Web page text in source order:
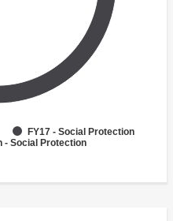
FY17 - Social Protection
- Social Protection